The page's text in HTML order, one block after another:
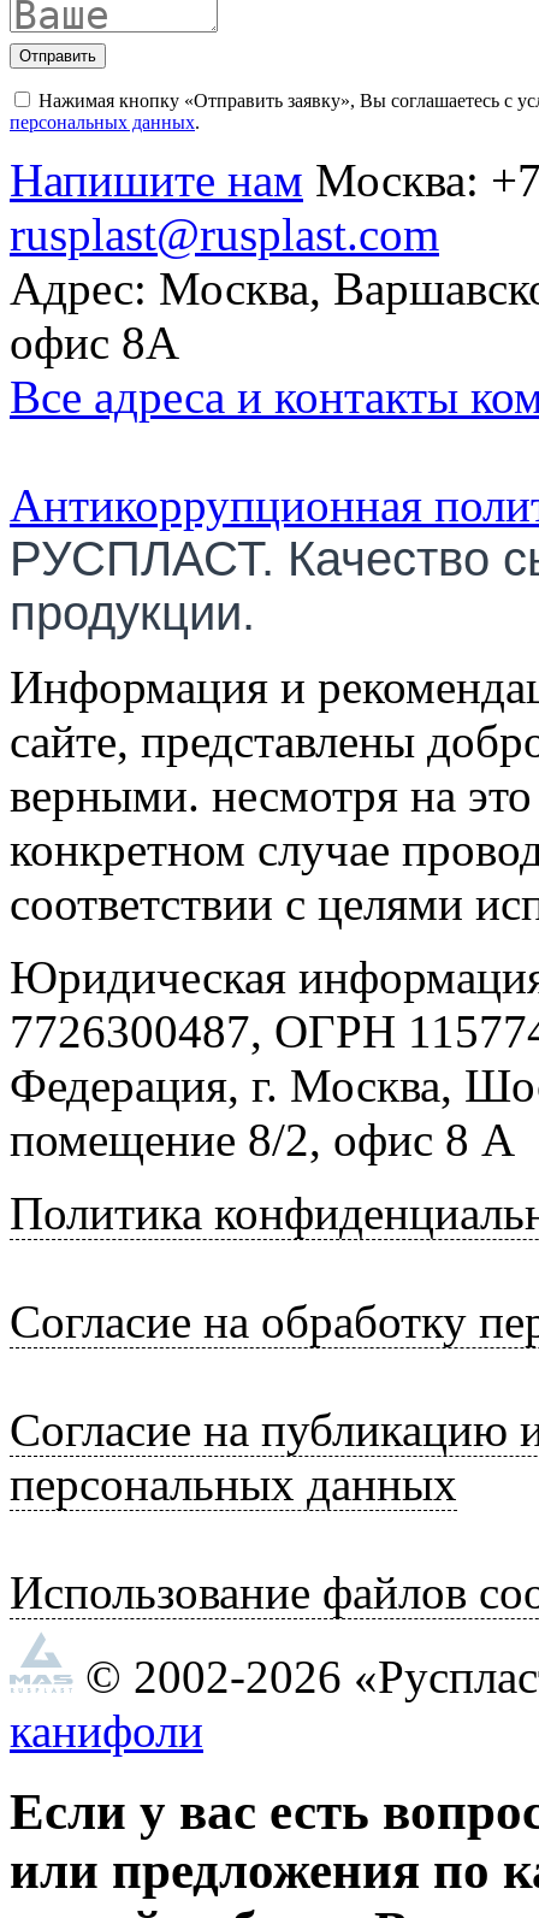
Отправить
Нажимая кнопку «Отправить заявку», Вы соглашаетесь с
персональных данных.
Напишите нам Москва:
rusplast@rusplast.com
Адрес: Москва,
офис 8А
Все адреса и контакты
Антикоррупционная
РУСПЛАСТ. Качество
продукции.
Информация и
сайте, представлены
верными. несмотря на
конкретном случае
соответствии с целями
Юридическая
7726300487, ОГРН
Федерация, г. Москва,
помещение 8/2, офис 8 А
Политика
Согласие на обработку
Согласие на публикацию
персональных данных
Использование файлов
© 2002-2026
канифоли
Если у вас есть
или предложения по